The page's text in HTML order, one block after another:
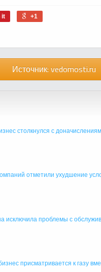
it +1
Источник: vedomosti.ru
столкнулся с
отметили ухудшение
исключила проблемы с
присматривается к газу